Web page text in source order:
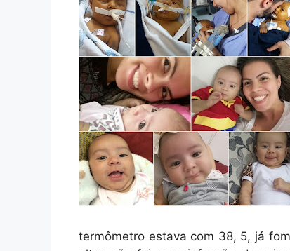
termômetro estava com 38, 5, já